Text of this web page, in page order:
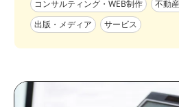
コンサルティング・WEB制作
不動
出版・メディア
サービス